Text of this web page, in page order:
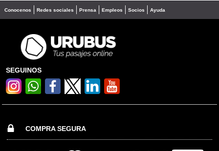
Conocenos Redes sociales Prensa Empleos Socios Ayuda
SEGUINOS
COMPRA SEGURA